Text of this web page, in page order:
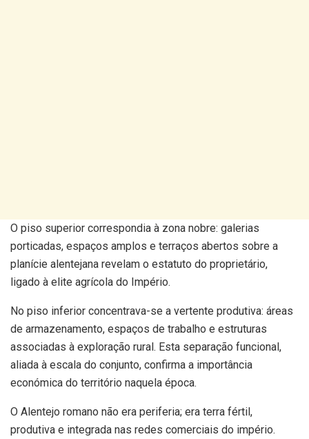
O piso superior correspondia à zona nobre: galerias
porticadas, espaços amplos e terraços abertos sobre a
planície alentejana revelam o estatuto do proprietário,
ligado à elite agrícola do Império.
No piso inferior concentrava-se a vertente produtiva: áreas
de armazenamento, espaços de trabalho e estruturas
associadas à exploração rural. Esta separação funcional,
aliada à escala do conjunto, confirma a importância
económica do território naquela época.
O Alentejo romano não era periferia; era terra fértil,
produtiva e integrada nas redes comerciais do império.